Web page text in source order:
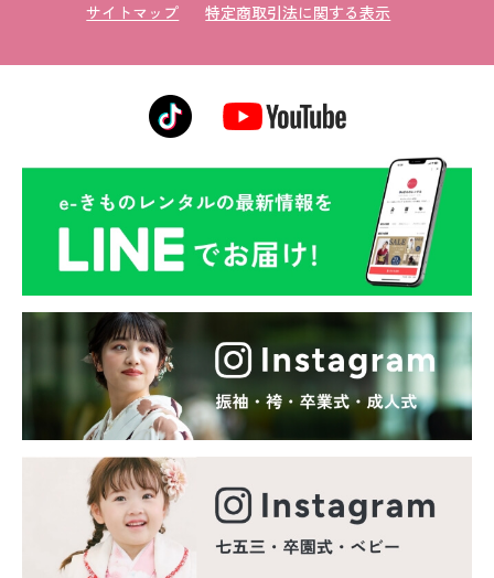
サイトマップ
特定商取引法に関する表示